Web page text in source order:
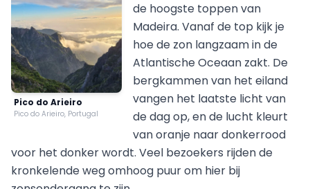
Pico do Arieiro
Pico do Arieiro, Portugal
de hoogste toppen van
Madeira. Vanaf de top kijk je
hoe de zon langzaam in de
Atlantische Oceaan zakt. De
bergkammen van het eiland
vangen het laatste licht van
de dag op, en de lucht kleurt
van oranje naar donkerrood
voor het donker wordt. Veel bezoekers rijden de
kronkelende weg omhoog puur om hier bij